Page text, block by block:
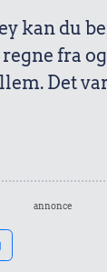
kan du
fra
Det
annonce